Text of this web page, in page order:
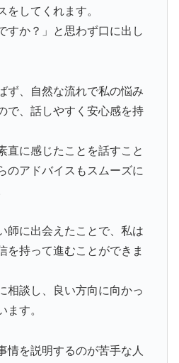
をしてくれます。
すか？」と思わず口に出し
ず、自然な流れで私の悩み
で、話しやすく安心感を持
直に感じたことを話すこと
のアドバイスもスムーズに
師に出会えたことで、私は
を持って進むことができま
相談し、良い方向に向かっ
ます。
情を説明するのが苦手な人